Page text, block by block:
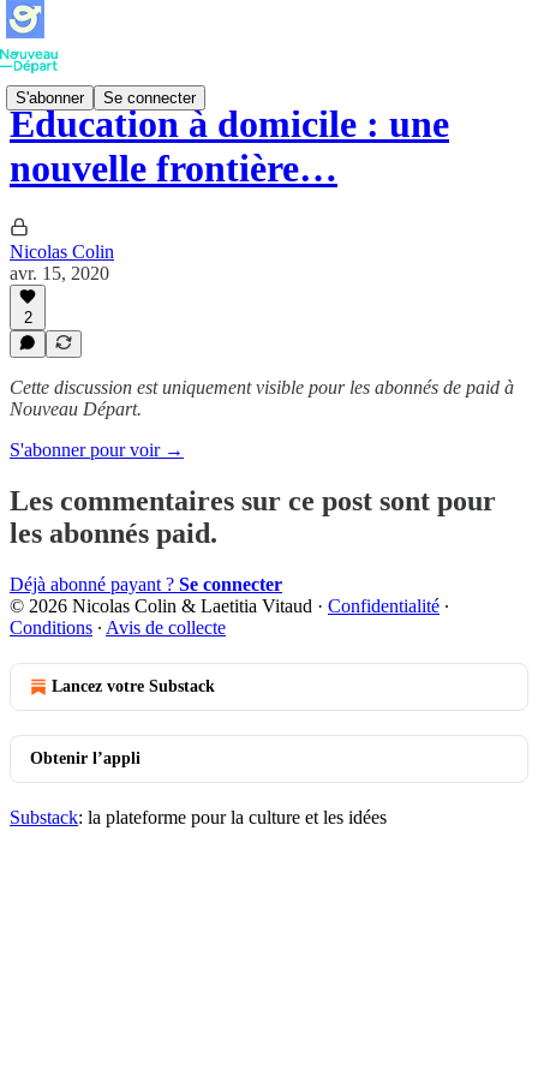
S'abonner Se connecter
Éducation à domicile : une
nouvelle frontière…
Nicolas Colin
avr. 15, 2020
2
Cette discussion est uniquement visible pour les abonnés de paid à
Nouveau Départ.
S'abonner pour voir →
Les commentaires sur ce post sont pour
les abonnés paid.
Déjà abonné payant ? Se connecter
© 2026 Nicolas Colin & Laetitia Vitaud · Confidentialité ∙
Conditions ∙ Avis de collecte
Lancez votre Substack
Obtenir l’appli
Substack: la plateforme pour la culture et les idées